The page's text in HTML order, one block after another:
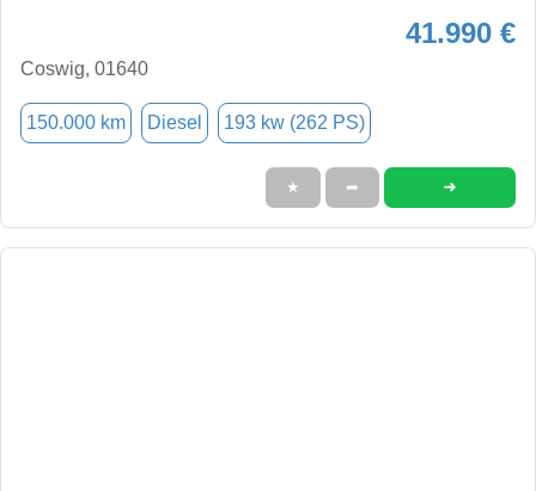
41.990 €
Coswig, 01640
150.000 km Diesel 193 kw (262 PS)
★ ➦ ➜